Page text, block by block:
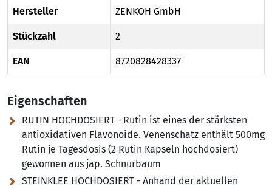
Hersteller ZENKOH GmbH
Stückzahl 2
EAN 8720828428337
Eigenschaften
RUTIN HOCHDOSIERT - Rutin ist eines der stärksten
antioxidativen Flavonoide. Venenschatz enthält 500mg
Rutin je Tagesdosis (2 Rutin Kapseln hochdosiert)
gewonnen aus jap. Schnurbaum
STEINKLEE HOCHDOSIERT - Anhand der aktuellen